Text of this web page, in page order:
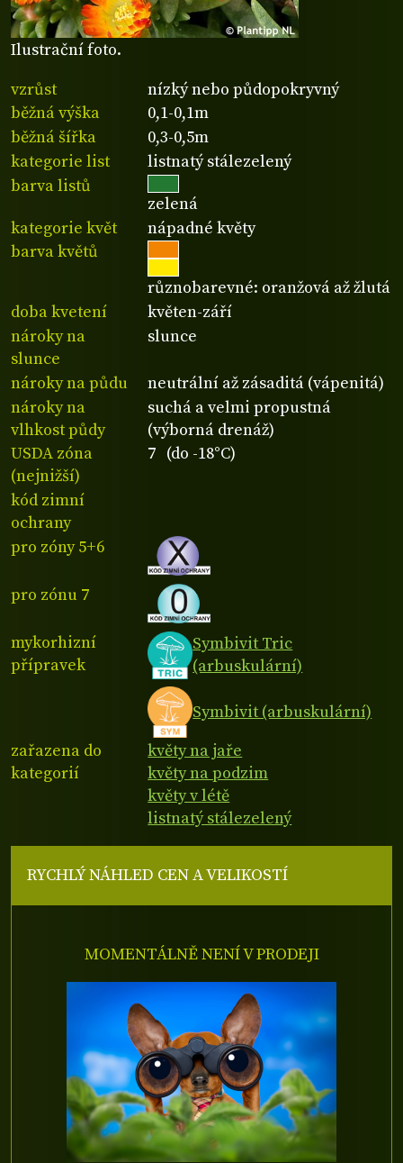
Ilustrační foto.
vzrůst
nízký nebo půdopokryvný
běžná výška
0,1-0,1m
běžná šířka
0,3-0,5m
kategorie list
listnatý stálezelený
barva listů
zelená
kategorie květ
nápadné květy
barva květů
různobarevné: oranžová až žlutá
doba kvetení
květen-září
nároky na
slunce
slunce
nároky na půdu
neutrální až zásaditá (vápenitá)
nároky na
vlhkost půdy
suchá a velmi propustná
(výborná drenáž)
USDA zóna
(nejnižší)
7 (do -18°C)
kód zimní
ochrany
pro zóny 5+6
pro zónu 7
mykorhizní
přípravek
Symbivit Tric
(arbuskulární)
Symbivit (arbuskulární)
zařazena do
kategorií
květy na jaře
květy na podzim
květy v létě
listnatý stálezelený
RYCHLÝ NÁHLED CEN A VELIKOSTÍ
MOMENTÁLNĚ NENÍ V PRODEJI